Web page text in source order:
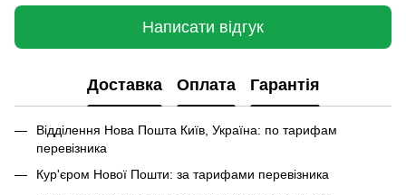
Написати відгук
Доставка Оплата Гарантія
Відділення Нова Пошта Київ, Україна: по тарифам
перевізника
Кур'єром Нової Пошти: за тарифами перевізника